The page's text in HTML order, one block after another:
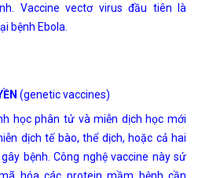
Vaccine vectơ virus đầu tiên là
bệnh Ebola.
(genetic vaccines)
học phân tử và miễn dịch học mới
dịch tế bào, thể dịch, hoặc cả hai
bệnh. Công nghệ vaccine này sử